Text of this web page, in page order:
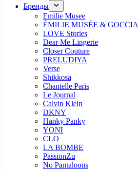
Бренды
Emilie Musee
ÉMILIE MUSÉE & GOCCIA
LOVE Stories
Dear Me Lingerie
Closer Couture
PRELUDIYA
Verse
Shikkosa
Chantelle Paris
Le Journal
Calvin Klein
DKNY
Hanky Panky
YONI
CLO
LA BOMBE
PassionZu
No Pantaloons